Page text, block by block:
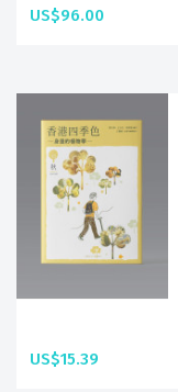
US$96.00
US$15.39